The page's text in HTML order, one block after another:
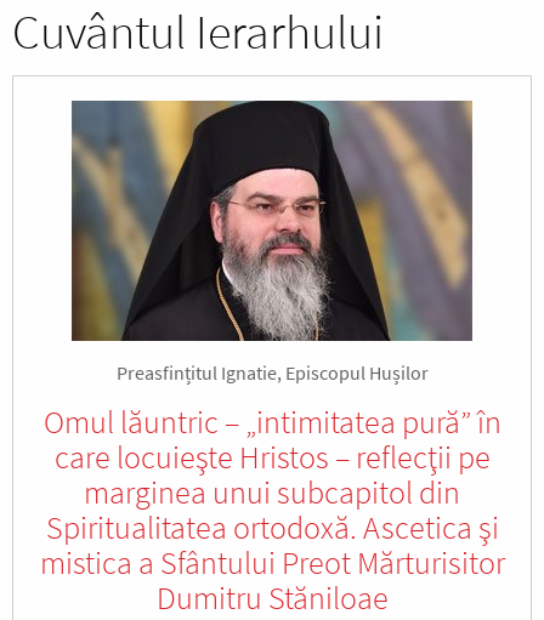
Cuvântul Ierarhului
Preasfințitul Ignatie, Episcopul Hușilor
Omul lăuntric – „intimitatea pură” în
care locuieşte Hristos – reflecţii pe
marginea unui subcapitol din
Spiritualitatea ortodoxă. Ascetica şi
mistica a Sfântului Preot Mărturisitor
Dumitru Stăniloae